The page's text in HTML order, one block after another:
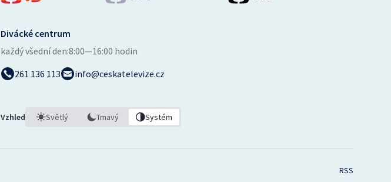
Divácké centrum
každý všední den:8:00—16:00 hodin
261 136 113
info@ceskatelevize.cz
Vzhled Světlý Tmavý Systém
RSS